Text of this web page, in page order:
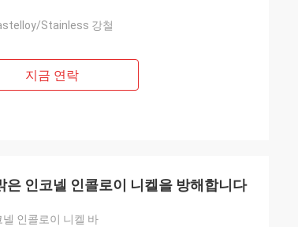
Stainless 강철
지금 연락
은 인코넬 인콜로이 니켈을 방해합니다
인콜로이 니켈 바